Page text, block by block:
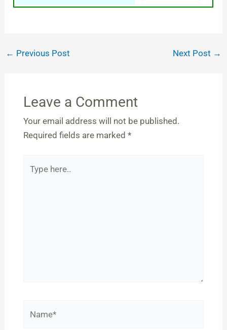
← Previous Post Next Post →
Leave a Comment
Your email address will not be published.
Required fields are marked *
here..